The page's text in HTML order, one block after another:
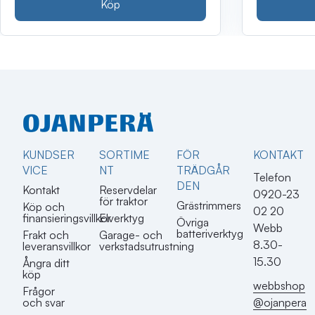
Köp
KUNDSER
VICE
Kontakt
Köp och
finansieringsvillkor
Frakt och
leveransvillkor
Ångra ditt
köp
Frågor
och svar
SORTIME
NT
Reservdelar
för traktor
Elverktyg
Garage- och
verkstadsutrustning
FÖR
TRÄDGÅR
DEN
Grästrimmers
Övriga
batteriverktyg
KONTAKT​
Telefon
0920-23
02 20
Webb
8.30-
15.30
webbshop
@ojanpera